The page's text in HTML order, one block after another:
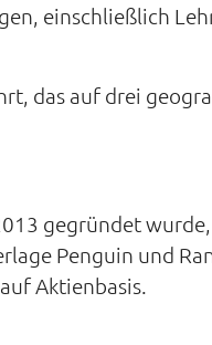
einschließlich
das auf drei
gegründet
Penguin und
Aktienbasis.